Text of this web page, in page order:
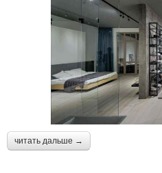
читать дальше →